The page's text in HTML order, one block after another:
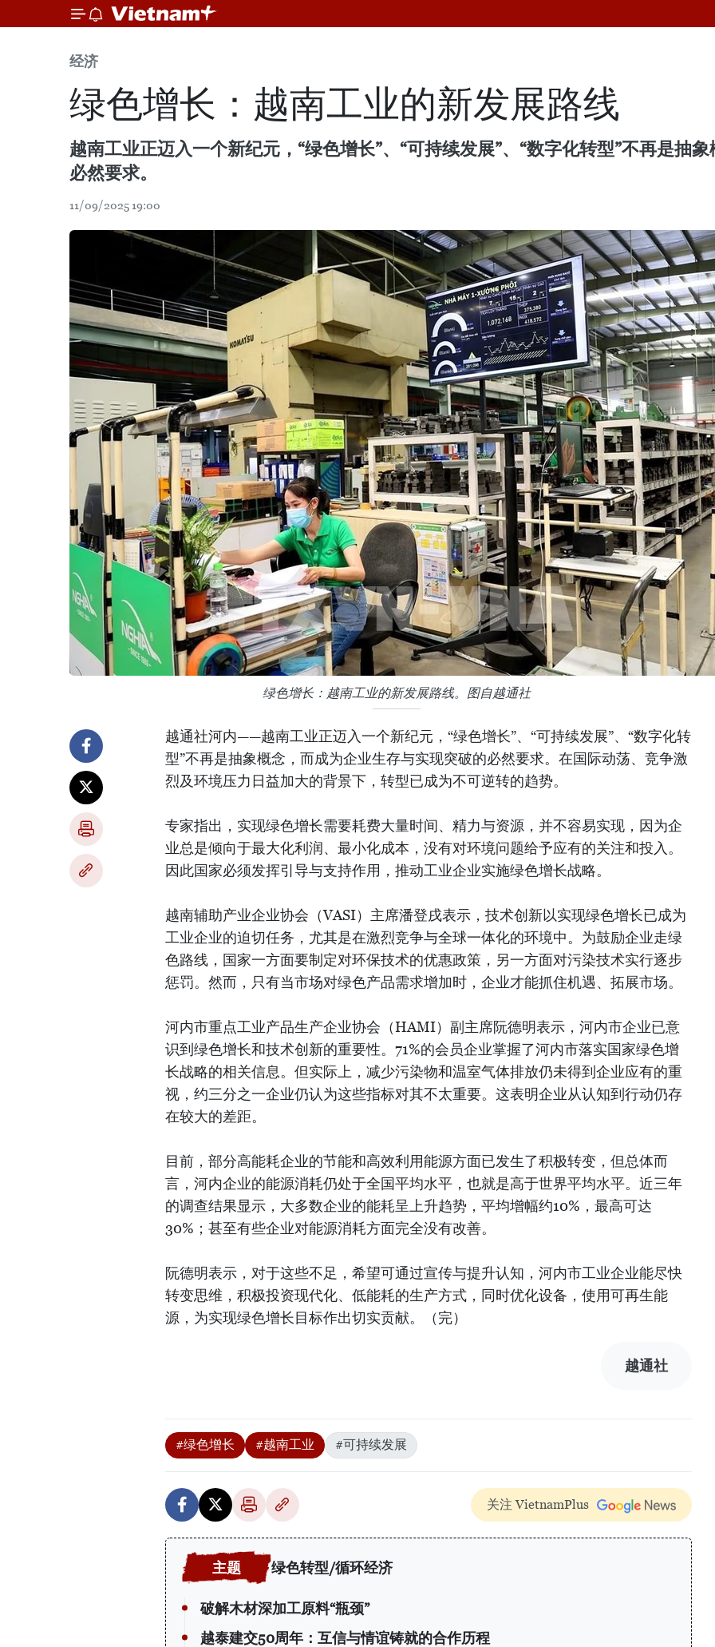
经济
绿色增长：越南工业的新发展路线
越南工业正迈入一个新纪元，“绿色增长”、“可持续发展”、“数字化转型”不再是抽
必然要求。
11/09/2025 19:00
绿色增长：越南工业的新发展路线。图自越通社
越通社河内——越南工业正迈入一个新纪元，“绿色增长”、“可持续发展”、“数字化转
型”不再是抽象概念，而成为企业生存与实现突破的必然要求。在国际动荡、竞争激
烈及环境压力日益加大的背景下，转型已成为不可逆转的趋势。
专家指出，实现绿色增长需要耗费大量时间、精力与资源，并不容易实现，因为企
业总是倾向于最大化利润、最小化成本，没有对环境问题给予应有的关注和投入。
因此国家必须发挥引导与支持作用，推动工业企业实施绿色增长战略。
越南辅助产业企业协会（VASI）主席潘登戌表示，技术创新以实现绿色增长已成为
工业企业的迫切任务，尤其是在激烈竞争与全球一体化的环境中。为鼓励企业走绿
色路线，国家一方面要制定对环保技术的优惠政策，另一方面对污染技术实行逐步
惩罚。然而，只有当市场对绿色产品需求增加时，企业才能抓住机遇、拓展市场。
河内市重点工业产品生产企业协会（HAMI）副主席阮德明表示，河内市企业已意
识到绿色增长和技术创新的重要性。71%的会员企业掌握了河内市落实国家绿色增
长战略的相关信息。但实际上，减少污染物和温室气体排放仍未得到企业应有的重
视，约三分之一企业仍认为这些指标对其不太重要。这表明企业从认知到行动仍存
在较大的差距。
目前，部分高能耗企业的节能和高效利用能源方面已发生了积极转变，但总体而
言，河内企业的能源消耗仍处于全国平均水平，也就是高于世界平均水平。近三年
的调查结果显示，大多数企业的能耗呈上升趋势，平均增幅约10%，最高可达
30%；甚至有些企业对能源消耗方面完全没有改善。
阮德明表示，对于这些不足，希望可通过宣传与提升认知，河内市工业企业能尽快
转变思维，积极投资现代化、低能耗的生产方式，同时优化设备，使用可再生能
源，为实现绿色增长目标作出切实贡献。（完）
越通社
#绿色增长 #越南工业 #可持续发展
关注 VietnamPlus
绿色转型/循环经济
破解木材深加工原料“瓶颈”
越泰建交50周年：互信与情谊铸就的合作历程